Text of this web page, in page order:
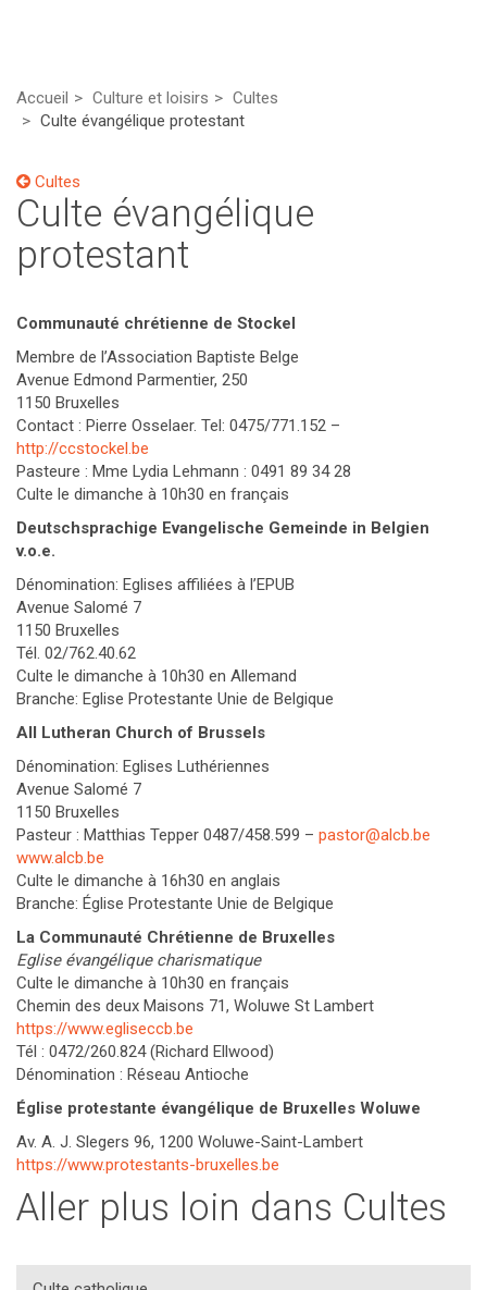
Accueil Culture et loisirs
Cultes
Culte évangélique protestant
Cultes
Culte évangélique
protestant
Communauté chrétienne de Stockel
Membre de l’Association Baptiste Belge
Avenue Edmond Parmentier, 250
1150 Bruxelles
Contact : Pierre Osselaer. Tel: 0475/771.152 –
http://ccstockel.be
Pasteure : Mme Lydia Lehmann : 0491 89 34 28
Culte le dimanche à 10h30 en français
Deutschsprachige Evangelische Gemeinde in Belgien
v.o.e.
Dénomination: Eglises affiliées à l’EPUB
Avenue Salomé 7
1150 Bruxelles
Tél. 02/762.40.62
Culte le dimanche à 10h30 en Allemand
Branche: Eglise Protestante Unie de Belgique
All Lutheran Church of Brussels
Dénomination: Eglises Luthériennes
Avenue Salomé 7
1150 Bruxelles
Pasteur : Matthias Tepper 0487/458.599 – pastor@alcb.be
www.alcb.be
Culte le dimanche à 16h30 en anglais
Branche: Église Protestante Unie de Belgique
La Communauté Chrétienne de Bruxelles
Eglise évangélique charismatique
Culte le dimanche à 10h30 en français
Chemin des deux Maisons 71, Woluwe St Lambert
https://www.egliseccb.be
Tél : 0472/260.824 (Richard Ellwood)
Dénomination : Réseau Antioche
Église protestante évangélique de Bruxelles Woluwe
Av. A. J. Slegers 96, 1200 Woluwe-Saint-Lambert
https://www.protestants-bruxelles.be
Aller plus loin dans Cultes